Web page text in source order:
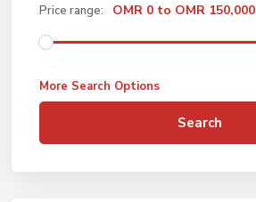
Price range: OMR 0 to OMR 150,000
More Search Options
Search